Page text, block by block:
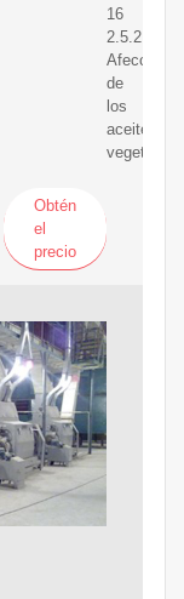
16
2.5.2.
Afecciones
de
los
aceites
vegetales
Obtén
el
precio